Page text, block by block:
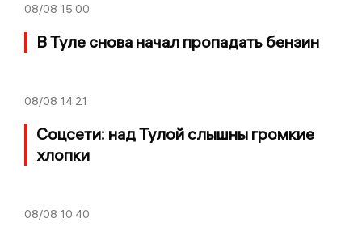
08/08 15:00
В Туле снова начал пропадать бензин
08/08 14:21
Соцсети: над Тулой слышны громкие
хлопки
08/08 10:40